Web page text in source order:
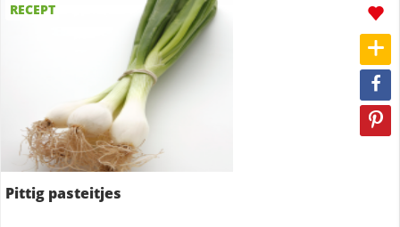
RECEPT
Pittig pasteitjes